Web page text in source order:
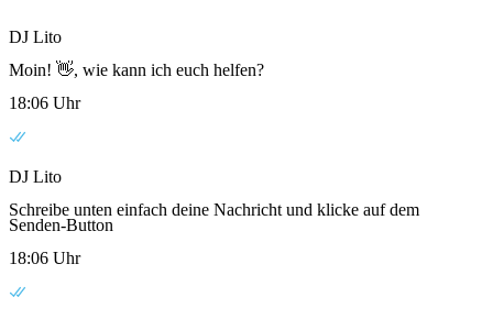
DJ Lito
Moin! 👋, wie kann ich euch helfen?
18:06 Uhr
DJ Lito
Schreibe unten einfach deine Nachricht und klicke auf dem
Senden-Button
18:06 Uhr